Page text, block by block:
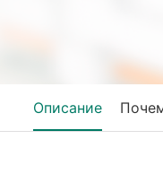
Описание